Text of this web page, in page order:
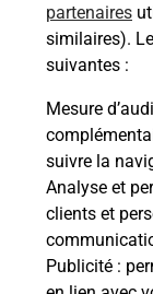
partenaires
similaires).
suivantes :
Mesure
suivre la
Analyse et
clients et
Publicité :
Boîte aux
09h00
5 Place Du
45360
Itinéraire
Le lien s'ouvre